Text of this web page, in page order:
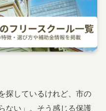
探しているけれど、市の
ない」。そう感じる保護